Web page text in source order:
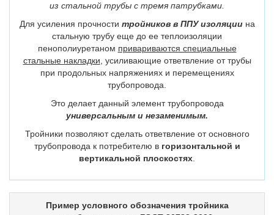
из стальной трубы с тремя патрубками.
Для усиления прочности тройников в ППУ изоляциина
стальную трубу еще до ее теплоизоляции
пенополиуретаном привариваются специальные
стальные накладки , усиливающие ответвление от трубы
при продольных напряжениях и перемещениях
трубопровода.
Это делает данный элемент трубопровода
универсальным и незаменимым.
Тройники позволяют сделать ответвление от основного
трубопровода к потребителю в горизонтальной и
вертикальной плоскостях
Пример условного обозначения тройника